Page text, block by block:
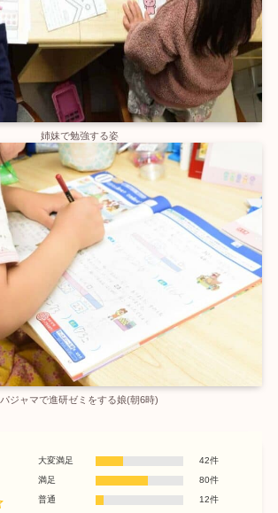
姉妹で勉強する姿
パジャマで進研ゼミをする娘(朝6時)
大変満足
42件
満足
80件
普通
12件